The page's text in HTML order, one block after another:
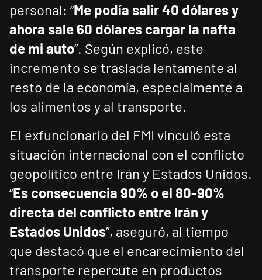
personal: “Me podía salir 40 dólares y
ahora sale 60 dólares cargar la nafta
de mi auto”. Según explicó, este
incremento se traslada lentamente al
resto de la economía, especialmente a
los alimentos y al transporte.
El exfuncionario del FMI vinculó esta
situación internacional con el conflicto
geopolítico entre Irán y Estados Unidos.
“Es consecuencia 90% o el 80-90%
directa del conflicto entre Irán y
Estados Unidos”, aseguró, al tiempo
que destacó que el encarecimiento del
transporte repercute en productos